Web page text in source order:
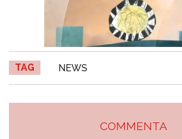
TAG NEWS
COMMENTA